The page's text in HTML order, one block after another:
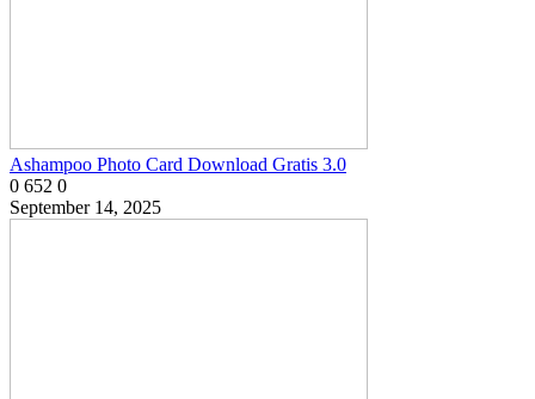
Ashampoo Photo Card Download Gratis 3.0
0 652 0
September 14, 2025